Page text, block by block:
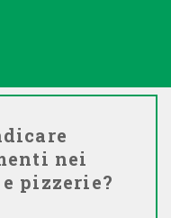
nei
pizzerie?